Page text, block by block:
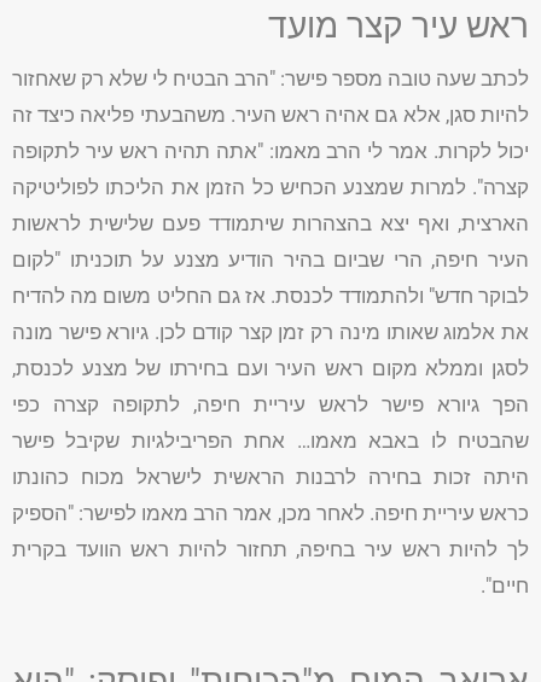
ראש עיר קצר מועד
לכתב שעה טובה מספר פישר: "הרב הבטיח לי שלא רק שאחזור
להיות סגן, אלא גם אהיה ראש העיר. משהבעתי פליאה כיצד זה
יכול לקרות. אמר לי הרב מאמו: "אתה תהיה ראש עיר לתקופה
קצרה". למרות שמצנע הכחיש כל הזמן את הליכתו לפוליטיקה
הארצית, ואף יצא בהצהרות שיתמודד פעם שלישית לראשות
העיר חיפה, הרי שביום בהיר הודיע מצנע על תוכניתו "לקום
לבוקר חדש" ולהתמודד לכנסת. אז גם החליט משום מה להדיח
את אלמוג שאותו מינה רק זמן קצר קודם לכן. גיורא פישר מונה
לסגן וממלא מקום ראש העיר ועם בחירתו של מצנע לכנסת,
הפך גיורא פישר לראש עיריית חיפה, לתקופה קצרה כפי
שהבטיח לו באבא מאמו… אחת הפריבילגיות שקיבל פישר
היתה זכות בחירה לרבנות הראשית לישראל מכוח כהונתו
כראש עיריית חיפה. לאחר מכן, אמר הרב מאמו לפישר: "הספיק
לך להיות ראש עיר בחיפה, תחזור להיות ראש הוועד בקרית
חיים".